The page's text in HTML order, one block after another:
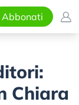
Abbonati
Chiara